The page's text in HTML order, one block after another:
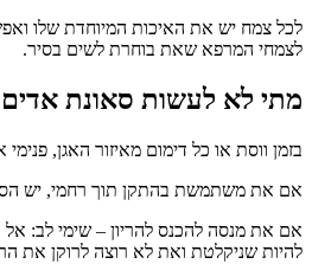
לכל צמח יש את האיכות המיוחדת שלו
לצמחי המרפא שאת בוחרת לשים בסיר.
מתי לא לעשות סאונת
בזמן ווסת או כל דימום מאיזור האגן, פנימי
אם את משתמשת בהתקן תוך רחמי, יש
אם את מנסה להכנס להריון – שימי לב: אל
להיות שניקלטת ואת לא רוצה לרוקן את